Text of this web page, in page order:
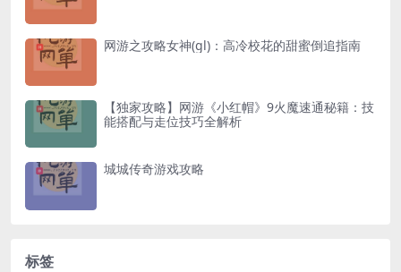
网游之攻略女神(gl)：高冷校花的甜蜜倒追指南
【独家攻略】网游《小红帽》9火魔速通秘籍：技
能搭配与走位技巧全解析
城城传奇游戏攻略
标签